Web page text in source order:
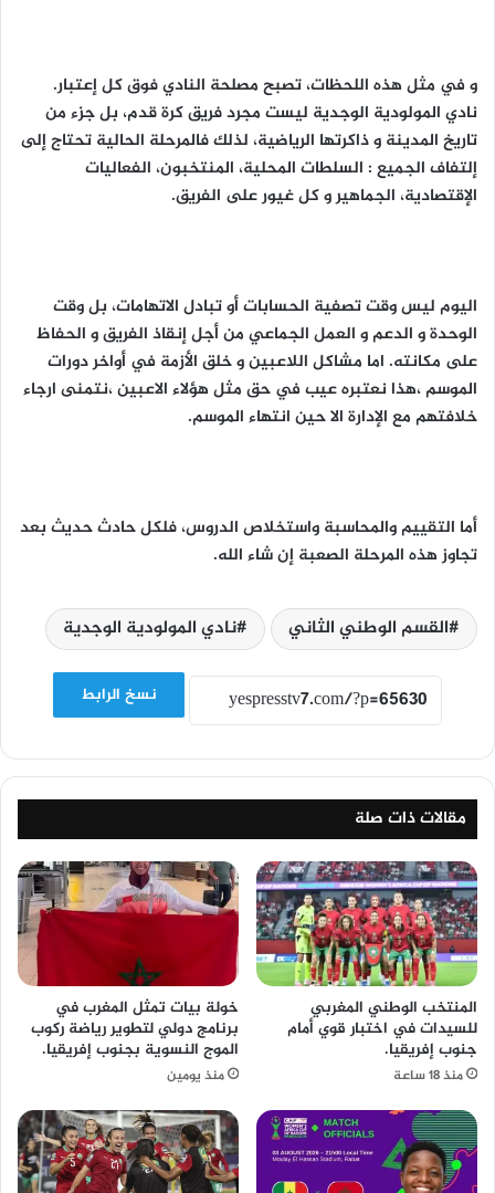
و في مثل هذه اللحظات، تصبح مصلحة النادي فوق كل إعتبار.
نادي المولودية الوجدية ليست مجرد فريق كرة قدم، بل جزء من
تاريخ المدينة و ذاكرتها الرياضية، لذلك فالمرحلة الحالية تحتاج إلى
إلتفاف الجميع : السلطات المحلية، المنتخبون، الفعاليات
الإقتصادية، الجماهير و كل غيور على الفريق.
اليوم ليس وقت تصفية الحسابات أو تبادل الاتهامات، بل وقت
الوحدة و الدعم و العمل الجماعي من أجل إنقاذ الفريق و الحفاظ
على مكانته. اما مشاكل اللاعبين و خلق الأزمة في أواخر دورات
الموسم ،هذا نعتبره عيب في حق مثل هؤلاء الاعبين ،نتمنى ارجاء
خلافتهم مع الإدارة الا حين انتهاء الموسم.
أما التقييم والمحاسبة واستخلاص الدروس، فلكل حادث حديث بعد
تجاوز هذه المرحلة الصعبة إن شاء الله.
القسم الوطني الثاني نادي المولودية الوجدية
نسخ الرابط
مقالات ذات صلة
المنتخب الوطني المغربي
للسيدات في اختبار قوي أمام
جنوب إفريقيا.
منذ 18 ساعة
خولة بيات تمثل المغرب في
برنامج دولي لتطوير رياضة ركوب
الموج النسوية بجنوب إفريقيا.
منذ يومين